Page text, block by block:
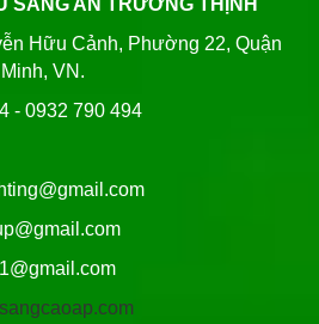
SÁNG AN TRƯỜNG THỊNH
Hữu Cảnh, Phường 22, Quận
VN.
- 0932 790 494